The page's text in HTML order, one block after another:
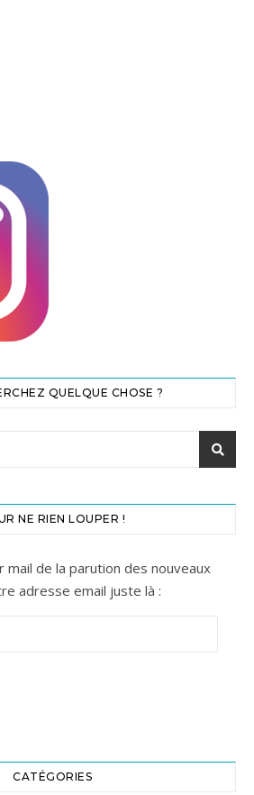
QUELQUE CHOSE ?
NE RIEN LOUPER !
de la parution des nouveaux
adresse email juste là :
CATÉGORIES